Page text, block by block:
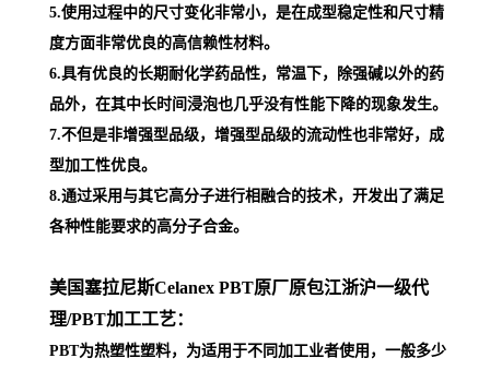
5.使用过程中的尺寸变化非常小，是在成型稳定性和尺寸精
度方面非常优良的高信赖性材料。
6.具有优良的长期耐化学药品性，常温下，除强碱以外的药
品外，在其中长时间浸泡也几乎没有性能下降的现象发生。
7.不但是非增强型品级，增强型品级的流动性也非常好，成
型加工性优良。
8.通过采用与其它高分子进行相融合的技术，开发出了满足
各种性能要求的高分子合金。
美国塞拉尼斯Celanex PBT原厂原包江浙沪一级代
理/PBT加工工艺：
PBT为热塑性塑料，为适用于不同加工业者使用，一般多少